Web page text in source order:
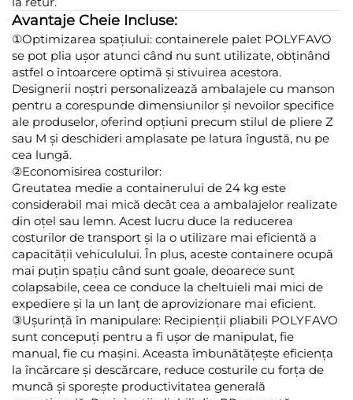
Avantaje Cheie Incluse:
①Optimizarea spațiului: containerele palet POLYFAVO
se pot plia ușor atunci când nu sunt utilizate, obținând
astfel o întoarcere optimă și stivuirea acestora.
Designerii noștri personalizează ambalajele cu manson
pentru a corespunde dimensiunilor și nevoilor specifice
ale produselor, oferind opțiuni precum stilul de pliere Z
sau M și deschideri amplasate pe latura îngustă, nu pe
cea lungă.
②Economisirea costurilor:
Greutatea medie a containerului de 24 kg este
considerabil mai mică decât cea a ambalajelor realizate
din oțel sau lemn. Acest lucru duce la reducerea
costurilor de transport și la o utilizare mai eficientă a
capacității vehiculului. În plus, aceste containere ocupă
mai puțin spațiu când sunt goale, deoarece sunt
colapsabile, ceea ce conduce la cheltuieli mai mici de
expediere și la un lanț de aprovizionare mai eficient.
③Ușurință în manipulare: Recipienții pliabili POLYFAVO
sunt concepuți pentru a fi ușor de manipulat, fie
manual, fie cu mașini. Aceasta îmbunătățește eficiența
la încărcare și descărcare, reduce costurile cu forța de
muncă și sporește productivitatea generală